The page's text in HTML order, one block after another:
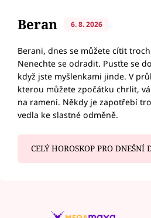
Beran 6. 8. 2026
Berani, dnes se můžete cítit
Nenechte se odradit. Pusťte se
když jste myšlenkami jinde. V
kterou můžete zpočátku chrlit,
na rameni. Někdy je zapotřebí
vedla ke slastné odměně.
CELÝ HOROSKOP PRO DNEŠNÍ